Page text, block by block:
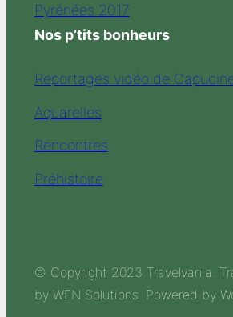
Pyrénées 2017
Nos p’tits bonheurs
Reportages vidéo de
Aquarelles
Rencontres
Préhistoire
© Copyright 2023 Travelvania.
by WEN Solutions. Powered by